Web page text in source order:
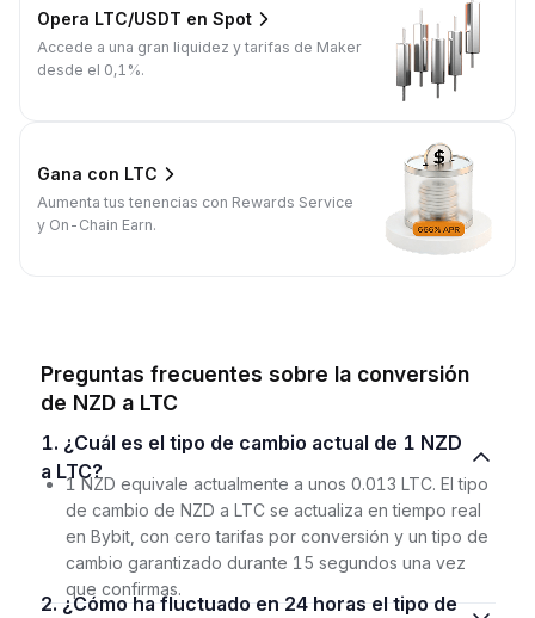
Opera LTC/USDT en Spot
Accede a una gran liquidez y tarifas de Maker
desde el 0,1%.
Gana con LTC
Aumenta tus tenencias con Rewards Service
y On-Chain Earn.
Preguntas frecuentes sobre la conversión
de NZD a LTC
1. ¿Cuál es el tipo de cambio actual de 1 NZD
a LTC?
1 NZD equivale actualmente a unos 0.013 LTC. El tipo
de cambio de NZD a LTC se actualiza en tiempo real
en Bybit, con cero tarifas por conversión y un tipo de
cambio garantizado durante 15 segundos una vez
que confirmas.
2. ¿Cómo ha fluctuado en 24 horas el tipo de